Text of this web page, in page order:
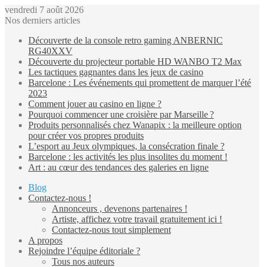
vendredi 7 août 2026
Nos derniers articles
Découverte de la console retro gaming ANBERNIC
RG40XXV
Découverte du projecteur portable HD WANBO T2 Max
Les tactiques gagnantes dans les jeux de casino
Barcelone : Les événements qui promettent de marquer l’été
2023
Comment jouer au casino en ligne ?
Pourquoi commencer une croisière par Marseille ?
Produits personnalisés chez Wanapix : la meilleure option
pour créer vos propres produits
L’esport au Jeux olympiques, la consécration finale ?
Barcelone : les activités les plus insolites du moment !
Art : au cœur des tendances des galeries en ligne
Blog
Contactez-nous !
Annonceurs , devenons partenaires !
Artiste, affichez votre travail gratuitement ici !
Contactez-nous tout simplement
A propos
Rejoindre l’équipe éditoriale ?
Tous nos auteurs